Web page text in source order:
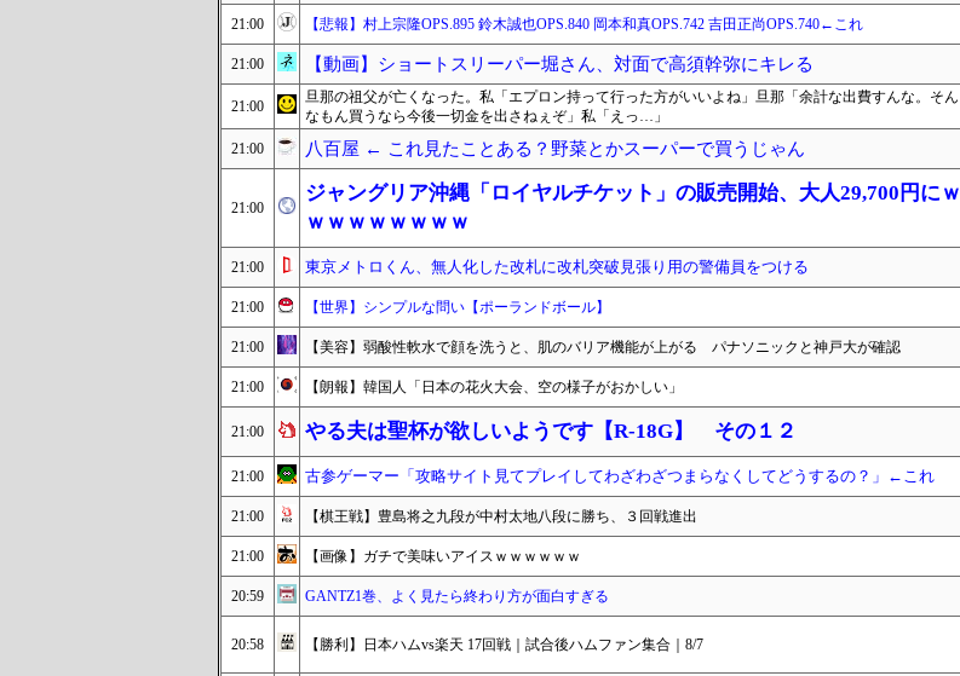
21:00 【悲報】村上宗隆OPS.895 鈴木誠也OPS.840 岡本和真OPS.742 吉田正尚OPS.740←これ
21:00 【動画】ショートスリーパー堀さん、対面で高須幹弥にキレる
21:00
旦那の祖父が亡くなった。私「エプロン持って行った方がいいよね」旦那「余計な出費すんな。そん
なもん買うなら今後一切金を出さねぇぞ」私「えっ…」
21:00 八百屋 ← これ見たことある？野菜とかスーパーで買うじゃん
21:00
ジャングリア沖縄「ロイヤルチケット」の販売開始、大人29,700円にｗ
ｗｗｗｗｗｗｗｗ
21:00 東京メトロくん、無人化した改札に改札突破見張り用の警備員をつける
21:00 【世界】シンプルな問い【ポーランドボール】
21:00 【美容】弱酸性軟水で顔を洗うと、肌のバリア機能が上がる パナソニックと神戸大が確認
21:00 【朗報】韓国人「日本の花火大会、空の様子がおかしい」
21:00 やる夫は聖杯が欲しいようです【R-18G】 その１２
21:00 古参ゲーマー「攻略サイト見てプレイしてわざわざつまらなくしてどうするの？」←これ
21:00 【棋王戦】豊島将之九段が中村太地八段に勝ち、３回戦進出
21:00 【画像】ガチで美味いアイスｗｗｗｗｗｗ
20:59 GANTZ1巻、よく見たら終わり方が面白すぎる
20:58 【勝利】日本ハムvs楽天 17回戦｜試合後ハムファン集合｜8/7